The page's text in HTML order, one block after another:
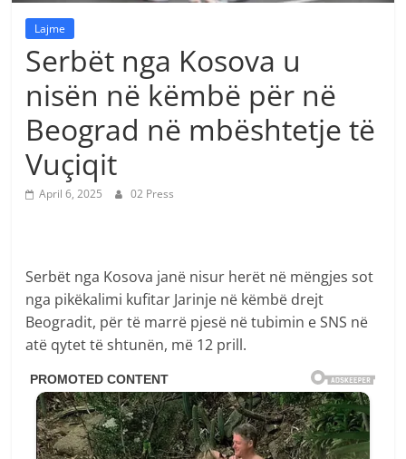
Lajme
Serbët nga Kosova u
nisën në këmbë për në
Beograd në mbështetje të
Vuçiqit
April 6, 2025 02 Press
Serbët nga Kosova janë nisur herët në mëngjes sot
nga pikëkalimi kufitar Jarinje në këmbë drejt
Beogradit, për të marrë pjesë në tubimin e SNS në
atë qytet të shtunën, më 12 prill.